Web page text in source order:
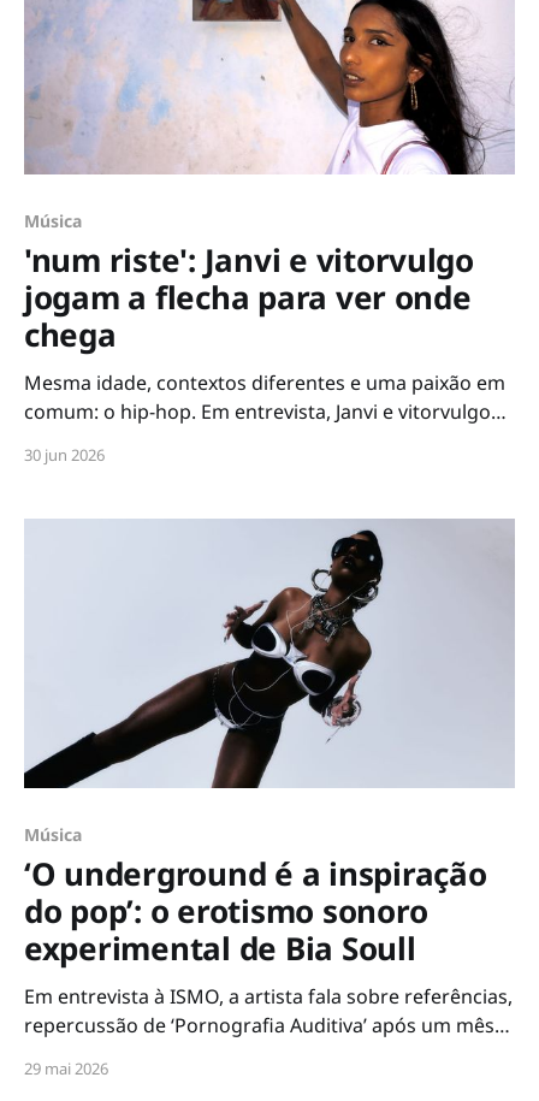
Música
'num riste': Janvi e vitorvulgo
jogam a flecha para ver onde
chega
Mesma idade, contextos diferentes e uma paixão em
comum: o hip-hop. Em entrevista, Janvi e vitorvulgo
30 jun 2026
Música
‘O underground é a inspiração
do pop’: o erotismo sonoro
experimental de Bia Soull
Em entrevista à ISMO, a artista fala sobre referências,
repercussão de ‘Pornografia Auditiva’ após um mês
Podpah Records
29 mai 2026